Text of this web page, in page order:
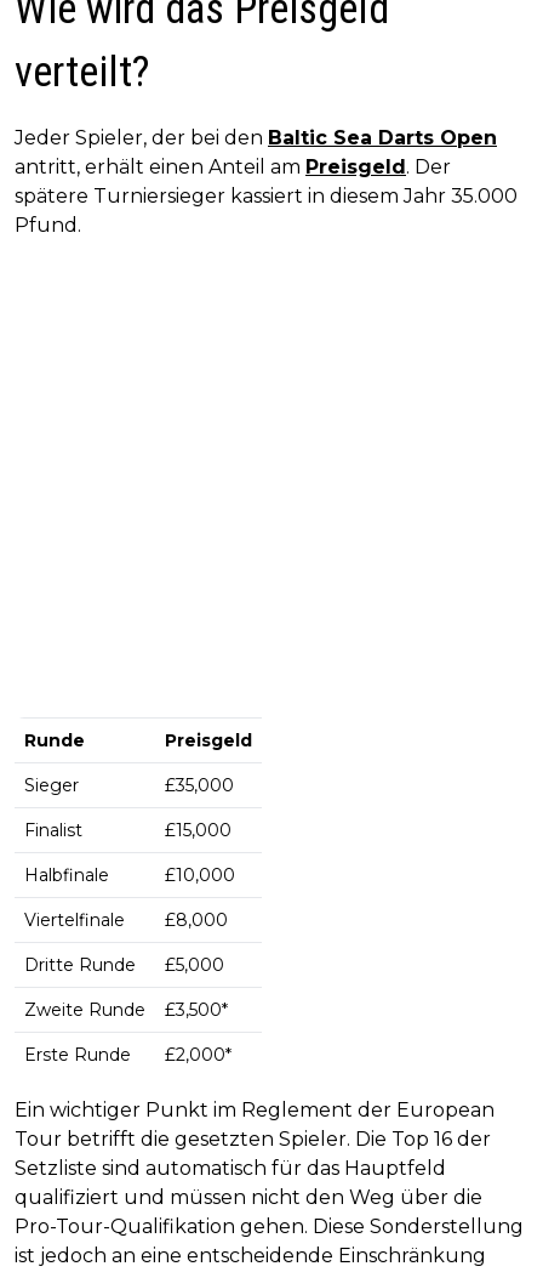
verteilt?
Jeder Spieler, der bei den Baltic Sea Darts Open
antritt, erhält einen Anteil am Preisgeld . Der
spätere Turniersieger kassiert in diesem Jahr 35.000
Pfund.
Runde Preisgeld
Sieger £35,000
Finalist £15,000
Halbfinale £10,000
Viertelfinale £8,000
Dritte Runde £5,000
Zweite Runde £3,500*
Erste Runde £2,000*
Ein wichtiger Punkt im Reglement der European
Tour betrifft die gesetzten Spieler. Die Top 16 der
Setzliste sind automatisch für das Hauptfeld
qualifiziert und müssen nicht den Weg über die
Pro-Tour-Qualifikation gehen. Diese Sonderstellung
ist jedoch an eine entscheidende Einschränkung